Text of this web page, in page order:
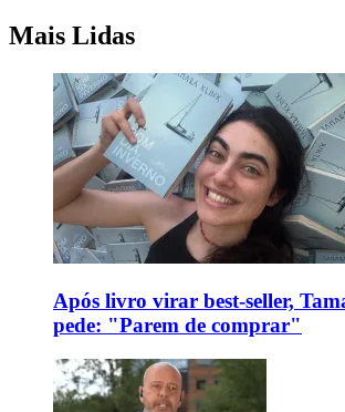
Mais Lidas
Após livro virar best-seller,
pede: "Parem de comprar"